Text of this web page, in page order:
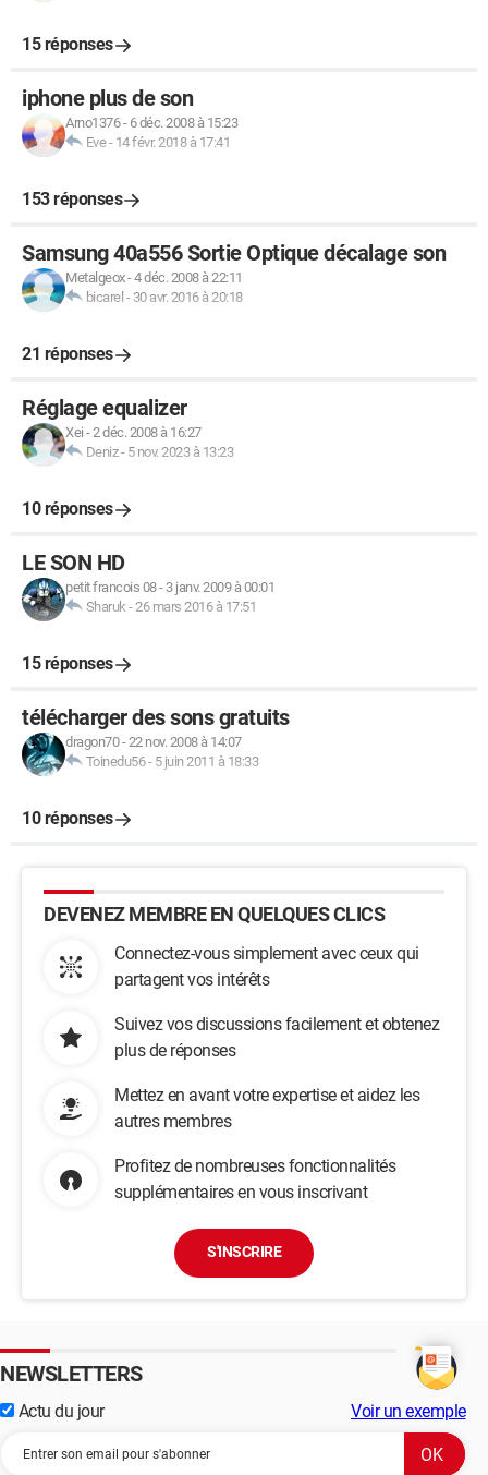
15 réponses
iphone plus de son
Arno1376- 6 déc. 2008 à 15:23
Eve- 14 févr. 2018 à 17:41
153 réponses
Samsung 40a556 Sortie Optique décalage son
Metalgeox-4 déc. 2008 à 22:11
bicarel - 30 avr. 2016 à 20:18
21 réponses
Réglage equalizer
Xei -2 déc. 2008 à 16:27
Deniz- 5 nov. 2023 à 13:23
10 réponses
LE SON HD
petit francois 08- 3 janv. 2009 à 00:01
Sharuk -26 mars 2016 à 17:51
15 réponses
télécharger des sons gratuits
dragon70-22 nov. 2008 à 14:07
Toinedu56- 5 juin 2011 à 18:33
10 réponses
DEVENEZ MEMBRE EN QUELQUES CLICS
Connectez-vous simplement avec ceux qui
partagent vos intérêts
Suivez vos discussions facilement et obtenez
plus de réponses
Mettez en avant votre expertise et aidez les
autres membres
Profitez de nombreuses fonctionnalités
supplémentaires en vous inscrivant
S'INSCRIRE
NEWSLETTERS
Actu du jour Voir un exemple